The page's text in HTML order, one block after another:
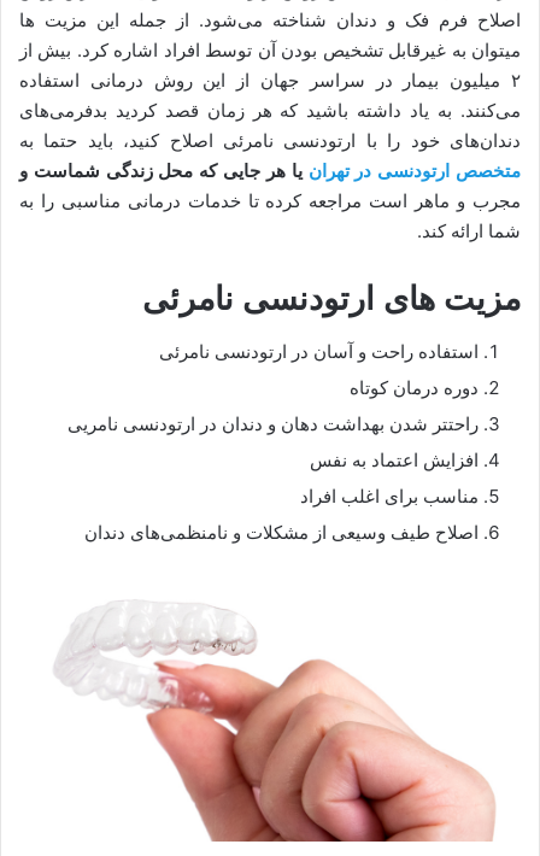
اصلاح فرم فک و دندان شناخته می‌شود. از جمله این مزیت ها
میتوان به غیرقابل تشخیص بودن آن توسط افراد اشاره کرد. بیش از
۲ میلیون بیمار در سراسر جهان از این روش درمانی استفاده
می‌کنند. به یاد داشته باشید که هر زمان قصد کردید بدفرمی‌های
دندان‌های خود را با ارتودنسی نامرئی اصلاح کنید، باید حتما به
متخصص ارتودنسی در تهران یا هر جایی که محل زندگی شماست و
مجرب و ماهر است مراجعه کرده تا خدمات درمانی مناسبی را به
شما ارائه کند.
مزیت های ارتودنسی نامرئی
استفاده راحت و آسان در ارتودنسی نامرئی
دوره درمان کوتاه
راحتتر شدن بهداشت دهان و دندان در ارتودنسی نامریی
افزایش اعتماد به نفس
مناسب برای اغلب افراد
اصلاح طیف وسیعی از مشکلات و نامنظمی‌های دندان